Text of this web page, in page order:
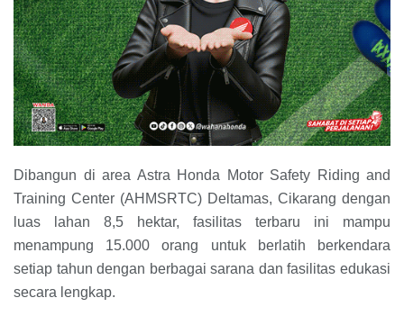
Dibangun di area Astra Honda Motor Safety Riding and
Training Center (AHMSRTC) Deltamas, Cikarang dengan
luas lahan 8,5 hektar, fasilitas terbaru ini mampu
menampung 15.000 orang untuk berlatih berkendara
setiap tahun dengan berbagai sarana dan fasilitas edukasi
secara lengkap.